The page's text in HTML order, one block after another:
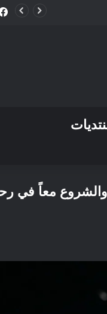
طويلة بنجاح.. والشروع